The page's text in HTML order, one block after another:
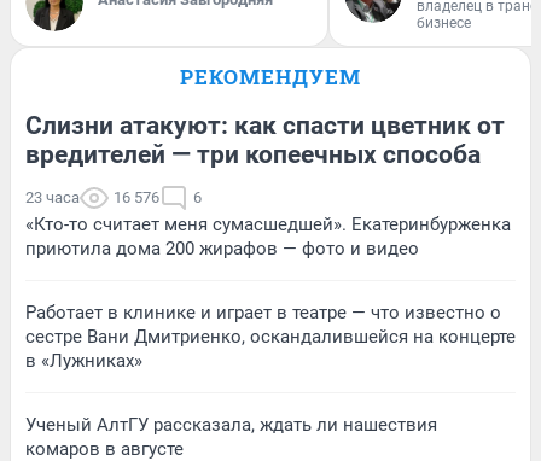
владелец в
бизнесе
РЕКОМЕНДУЕМ
Слизни атакуют: как спасти цветник от
вредителей — три копеечных способа
23 часа 16 576 6
«Кто-то считает меня сумасшедшей». Екатеринбурженка
приютила дома 200 жирафов — фото и видео
Работает в клинике и играет в театре — что известно о
сестре Вани Дмитриенко, оскандалившейся на концерте
в «Лужниках»
Ученый АлтГУ рассказала, ждать ли нашествия
комаров в августе